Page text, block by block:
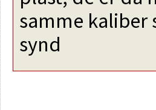
samme kaliber
synd